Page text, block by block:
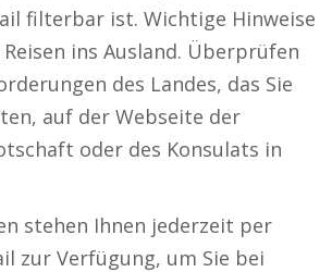
filterbar ist. Wichtige Hinweise
ins Ausland. Überprüfen
des Landes, das Sie
auf der Webseite der
oder des Konsulats in
stehen Ihnen jederzeit per
zur Verfügung, um Sie bei